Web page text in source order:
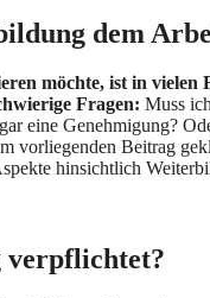
dem
möchte, ist in
Fragen: Muss
eine Genehmigung?
vorliegenden Beitrag
hinsichtlich
verpflichtet?